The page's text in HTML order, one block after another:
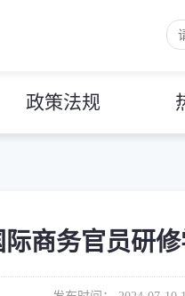
政策法规
商务官员研